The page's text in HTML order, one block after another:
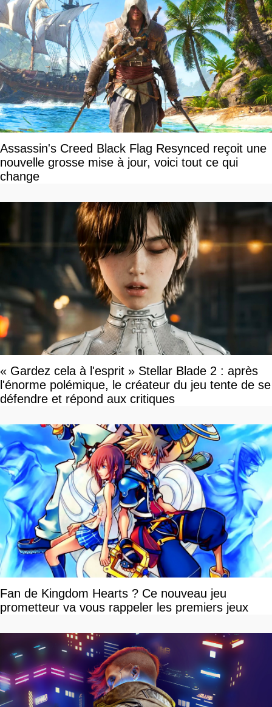
Assassin's Creed Black Flag Resynced reçoit une
nouvelle grosse mise à jour, voici tout ce qui
change
« Gardez cela à l'esprit » Stellar Blade 2 : après
l'énorme polémique, le créateur du jeu tente de se
défendre et répond aux critiques
Fan de Kingdom Hearts ? Ce nouveau jeu
prometteur va vous rappeler les premiers jeux